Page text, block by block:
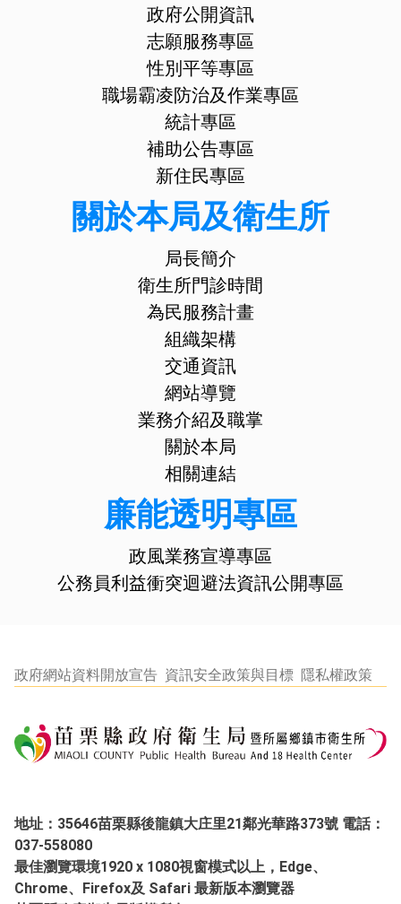
政府公開資訊
志願服務專區
性別平等專區
職場霸凌防治及作業專區
統計專區
補助公告專區
新住民專區
關於本局及衛生所
局長簡介
衛生所門診時間
為民服務計畫
組織架構
交通資訊
網站導覽
業務介紹及職掌
關於本局
相關連結
廉能透明專區
政風業務宣導專區
公務員利益衝突迴避法資訊公開專區
政府網站資料開放宣告 資訊安全政策與目標 隱私權政策
地址：35646苗栗縣後龍鎮大庄里21鄰光華路373號 電話：
037-558080
最佳瀏覽環境1920 x 1080視窗模式以上，Edge、
Chrome、Firefox及 Safari 最新版本瀏覽器